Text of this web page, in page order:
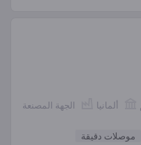
الجهة المصنعة ألمانيا
موصلات دقيقة